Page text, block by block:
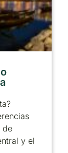
de
y el